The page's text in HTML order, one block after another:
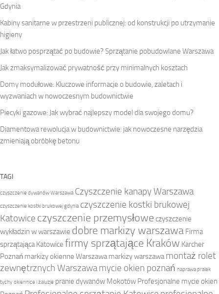
Gdynia
Kabiny sanitarne w przestrzeni publicznej: od konstrukcji po utrzymanie
higieny
Jak łatwo posprzątać po budowie? Sprzątanie pobudowlane Warszawa
Jak zmaksymalizować prywatność przy minimalnych kosztach
Domy modułowe: Kluczowe informacje o budowie, zaletach i
wyzwaniach w nowoczesnym budownictwie
Piecyki gazowe: Jak wybrać najlepszy model dla swojego domu?
Diamentowa rewolucja w budownictwie: jak nowoczesne narzędzia
zmieniają obróbkę betonu
TAGI
czyszczenie dywanów Warszawa Czyszczenie kanapy Warszawa
czyszczenie kostki brukowej gdynia czyszczenie kostki brukowej
Katowice czyszczenie przemysłowe czyszczenie
wykładzin w warszawie dobre markizy warszawa Firma
sprzątająca Katowice firmy sprzątające Kraków Karcher
Poznań markizy okienne Warszawa markizy warszawa montaż rolet
zewnętrznych Warszawamycie okien poznań naprawa pralek
tychy okiennice i żaluzje pranie dywanów Mokotów Profesjonalne mycie okien